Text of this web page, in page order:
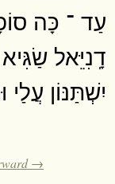
עַד ־ כָּה
דָֽנִיֵּאל שַׂגִּיא
יִשְׁתַּנּוֹן
→